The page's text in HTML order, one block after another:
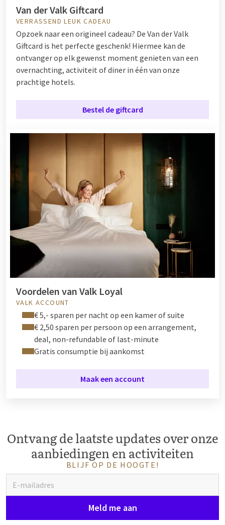
Van der Valk Giftcard
VERRASSEND LEUK CADEAU
Opzoek naar een origineel cadeau? De Van der Valk
Giftcard is het perfecte geschenk! Hiermee kan de
ontvanger op elk gewenst moment genieten van een
overnachting, activiteit of diner in één van onze
prachtige hotels.
Bestel de giftcard
Voordelen van Valk Loyal
VALK ACCOUNT
€ 5,- sparen per nacht op een kamer of suite
€ 2,50 sparen per persoon op een arrangement,
deal, non-refundable of last-minute
Gratis consumptie bij aankomst
Maak een account
Ontvang de laatste updates over onze
aanbiedingen en activiteiten
BLIJF OP DE HOOGTE!
Meld me aan